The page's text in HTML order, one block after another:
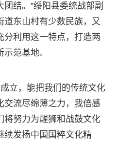
结。”绥阳县委统战部副
道东山村有少数民族，又
分利用这一特点，打造两
范基地。
成立，能把我们的传统文化
交流尽绵薄之力，我倍感
将努力为醒狮和战鼓文化
续发扬中国国粹文化精